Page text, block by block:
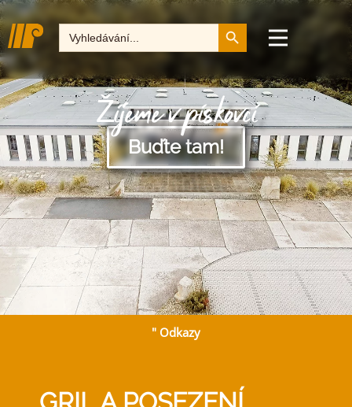
Hledat: Tlačítko pro
Žijeme v pískovci
Buďte tam!
" Odkazy